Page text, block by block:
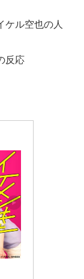
ケル空也の人
反応